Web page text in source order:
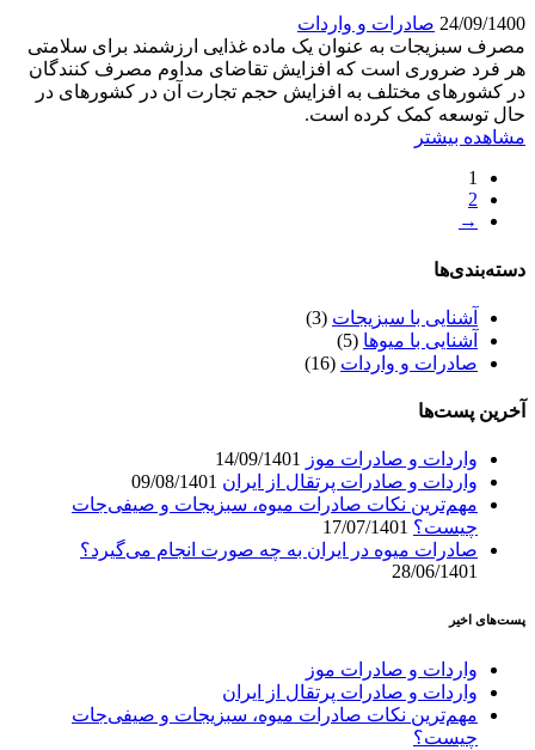
24/09/1400 صادرات و واردات
مصرف سبزیجات به عنوان یک ماده غذایی ارزشمند برای سلامتی
هر فرد ضروری است که افزایش تقاضای مداوم مصرف کنندگان
در کشورهای مختلف به افزایش حجم تجارت آن در کشورهای در
حال توسعه کمک کرده است.
مشاهده بیشتر
1
2
→
دسته‌بندی‌ها
آشنایی با سبزیجات (3)
آشنایی با میو‌ها (5)
صادرات و واردات (16)
آخرین پست‌ها
واردات و صادرات موز 14/09/1401
واردات و صادرات پرتقال از ایران 09/08/1401
مهم‌ترین نکات صادرات میوه، سبزیجات و صیفی‌جات
چیست؟ 17/07/1401
صادرات میوه در ایران به چه صورت انجام می‌گیرد؟
28/06/1401
پست‌های اخیر
واردات و صادرات موز
واردات و صادرات پرتقال از ایران
مهم‌ترین نکات صادرات میوه، سبزیجات و صیفی‌جات
چیست؟